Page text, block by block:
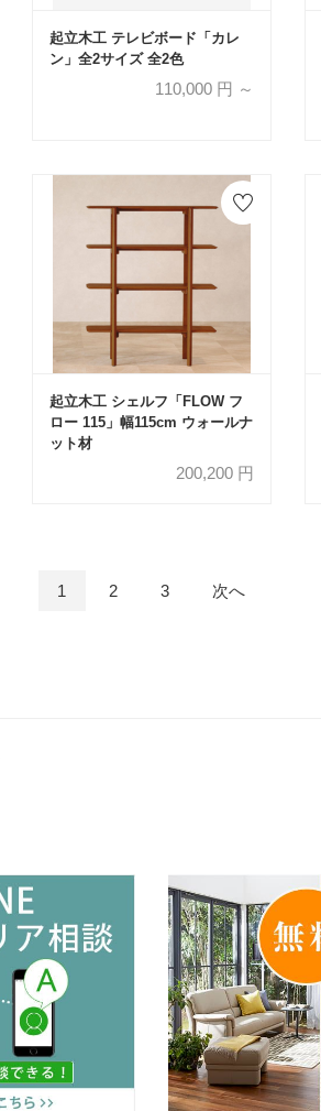
起立木工 テレビボード「カレ
ン」全2サイズ 全2色
110,000 円 ～
起立木工 シェルフ「FLOW フ
ロー 115」幅115cm ウォールナ
ット材
200,200 円
1 2 3 次へ